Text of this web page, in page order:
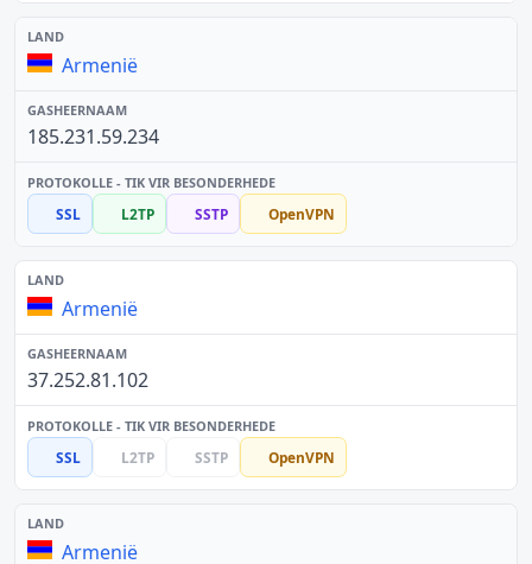
Armenië
185.231.59.234
SSL L2TP SSTP OpenVPN
Armenië
37.252.81.102
SSL L2TP SSTP OpenVPN
Armenië